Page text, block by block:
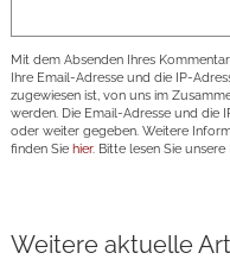
Mit dem Absenden Ihres
Ihre Email-Adresse und die IP-
zugewiesen ist, von uns im
werden. Die Email-Adresse und die
oder weiter gegeben. Weitere
finden Sie hier. Bitte lesen Sie unsere
Weitere aktuelle